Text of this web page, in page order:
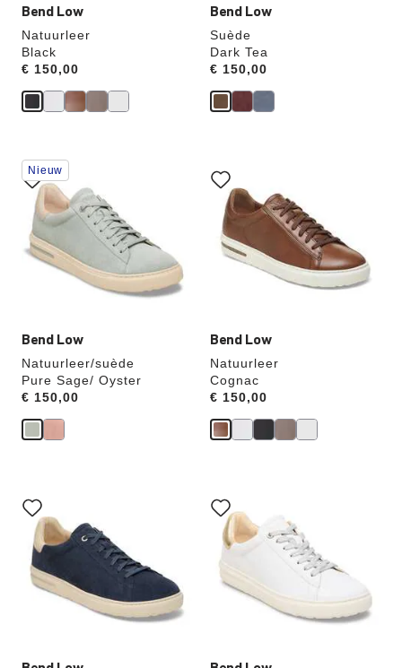
Bend Low
Natuurleer
Black
Price:
€ 150,00
Bend Low
Suède
Dark Tea
Price:
€ 150,00
Bend Low
Natuurleer/suède
Pure Sage/ Oyster
Price:
€ 150,00
Als
je
een
andere
kleur
selecteert,
wordt
productafbeelding
Nieuw
Bend Low
Natuurleer
Cognac
Price:
€ 150,00
je
een
andere
kleur
selecteert,
wordt
productafbeelding
je
een
andere
kleur
selecteert,
wordt
productafbeelding
je
een
andere
kleur
selecteert,
wordt
productafbeelding